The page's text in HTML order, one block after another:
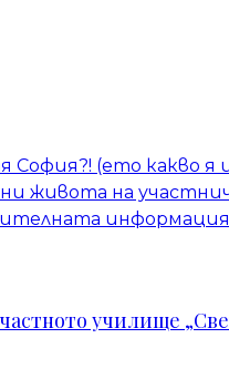
(ето какво я
живота на
училище